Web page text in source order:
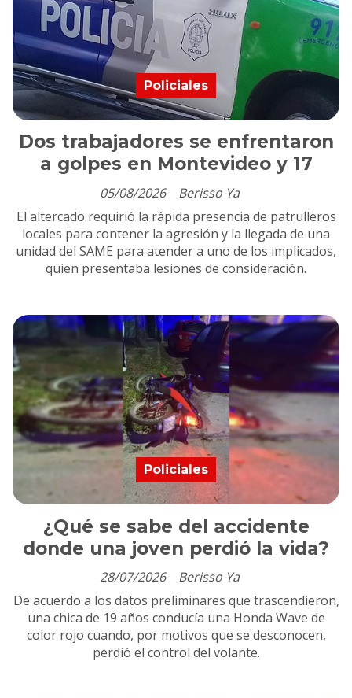
Dos trabajadores se enfrentaron
a golpes en Montevideo y 17
Berisso Ya
Policiales
05/08/2026
El altercado requirió la rápida presencia de patrulleros
locales para contener la agresión y la llegada de una
unidad del SAME para atender a uno de los implicados,
quien presentaba lesiones de consideración.
¿Qué se sabe del accidente
donde una joven perdió la vida?
Berisso Ya
Policiales
28/07/2026
De acuerdo a los datos preliminares que trascendieron,
una chica de 19 años conducía una Honda Wave de
color rojo cuando, por motivos que se desconocen,
perdió el control del volante.